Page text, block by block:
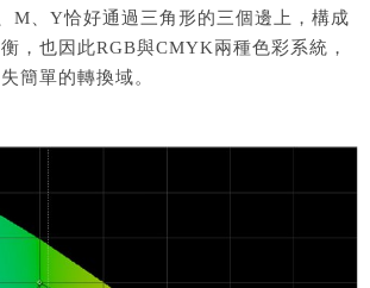
M、Y恰好通過三角形的三個邊上，構成
，也因此RGB與CMYK兩種色彩系統，
簡單的轉換域。